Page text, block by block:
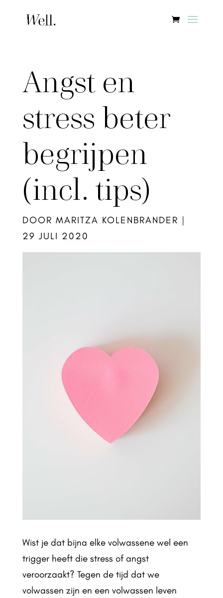
Angst en
stress beter
begrijpen
(incl. tips)
DOOR MARITZA KOLENBRANDER |
29 JULI 2020
Wist je dat bijna elke volwassene wel een
trigger heeft die stress of angst
veroorzaakt? Tegen de tijd dat we
volwassen zijn en een volwassen leven